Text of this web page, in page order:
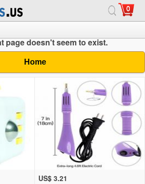
0
page doesn't seem to exist.
Home
US$ 3.21